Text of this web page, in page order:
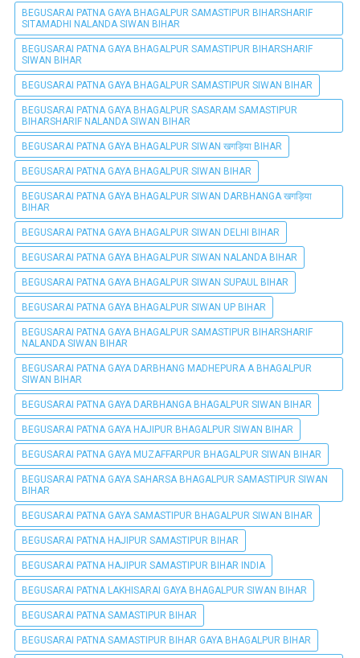
BEGUSARAI PATNA GAYA BHAGALPUR SAMASTIPUR BIHARSHARIF
SITAMADHI NALANDA SIWAN BIHAR
BEGUSARAI PATNA GAYA BHAGALPUR SAMASTIPUR BIHARSHARIF
SIWAN BIHAR
BEGUSARAI PATNA GAYA BHAGALPUR SAMASTIPUR SIWAN BIHAR
BEGUSARAI PATNA GAYA BHAGALPUR SASARAM SAMASTIPUR
BIHARSHARIF NALANDA SIWAN BIHAR
BEGUSARAI PATNA GAYA BHAGALPUR SIWAN खगड़िया BIHAR
BEGUSARAI PATNA GAYA BHAGALPUR SIWAN BIHAR
BEGUSARAI PATNA GAYA BHAGALPUR SIWAN DARBHANGA खगड़िया
BIHAR
BEGUSARAI PATNA GAYA BHAGALPUR SIWAN DELHI BIHAR
BEGUSARAI PATNA GAYA BHAGALPUR SIWAN NALANDA BIHAR
BEGUSARAI PATNA GAYA BHAGALPUR SIWAN SUPAUL BIHAR
BEGUSARAI PATNA GAYA BHAGALPUR SIWAN UP BIHAR
BEGUSARAI PATNA GAYA BHAGALPUR SAMASTIPUR BIHARSHARIF
NALANDA SIWAN BIHAR
BEGUSARAI PATNA GAYA DARBHANG MADHEPURA A BHAGALPUR
SIWAN BIHAR
BEGUSARAI PATNA GAYA DARBHANGA BHAGALPUR SIWAN BIHAR
BEGUSARAI PATNA GAYA HAJIPUR BHAGALPUR SIWAN BIHAR
BEGUSARAI PATNA GAYA MUZAFFARPUR BHAGALPUR SIWAN BIHAR
BEGUSARAI PATNA GAYA SAHARSA BHAGALPUR SAMASTIPUR SIWAN
BIHAR
BEGUSARAI PATNA GAYA SAMASTIPUR BHAGALPUR SIWAN BIHAR
BEGUSARAI PATNA HAJIPUR SAMASTIPUR BIHAR
BEGUSARAI PATNA HAJIPUR SAMASTIPUR BIHAR INDIA
BEGUSARAI PATNA LAKHISARAI GAYA BHAGALPUR SIWAN BIHAR
BEGUSARAI PATNA SAMASTIPUR BIHAR
BEGUSARAI PATNA SAMASTIPUR BIHAR GAYA BHAGALPUR BIHAR